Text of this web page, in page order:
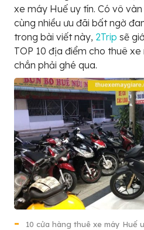
xe máy Huế uy tín. Có vô
cùng nhiều ưu đãi bất ngờ
trong bài viết này, 2Trip sẽ
TOP 10 địa điểm cho thuê
chắn phải ghé qua.
10 cửa hàng thuê xe máy Huế